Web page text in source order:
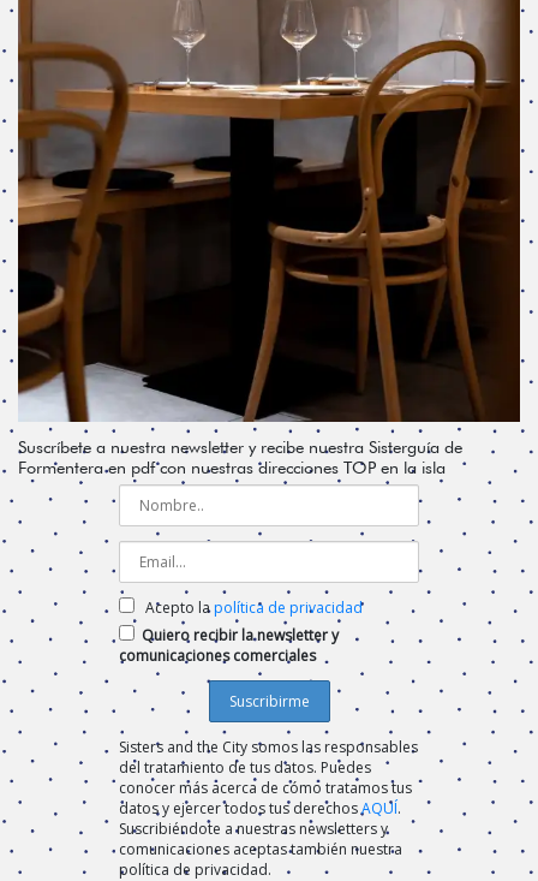
Suscríbete a nuestra newsletter y recibe nuestra Sisterguía de
Formentera en pdf con nuestras direcciones TOP en la isla
Acepto lapolítica de privacidad
Quiero recibir la newsletter y
comunicaciones comerciales
Sisters and the City somos las responsables
del tratamiento de tus datos. Puedes
conocer más acerca de cómo tratamos tus
datos y ejercer todos tus derechosAQUÍ.
Suscribiéndote a nuestras newsletters y
comunicaciones aceptas también nuestra
política de privacidad.